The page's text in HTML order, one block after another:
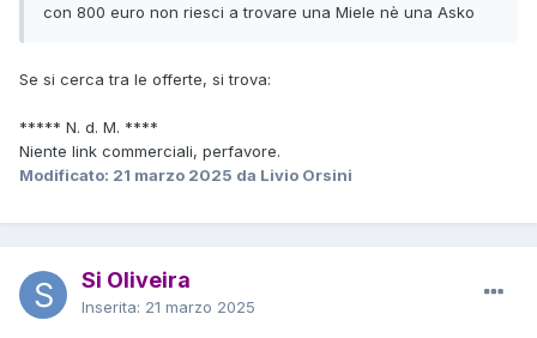
con 800 euro non riesci a trovare una Miele nè una Asko
Se si cerca tra le offerte, si trova:
***** N. d. M. ****
Niente link commerciali, perfavore.
Modificato: 21 marzo 2025 da Livio Orsini
Si Oliveira
Inserita: 21 marzo 2025